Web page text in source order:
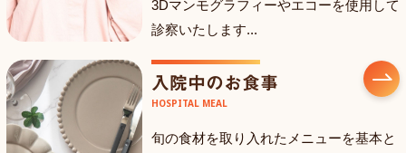
3Dマンモグラフィーやエコーを使用して
診察いたします...
入院中のお食事
HOSPITAL MEAL
旬の食材を取り入れたメニューを基本と